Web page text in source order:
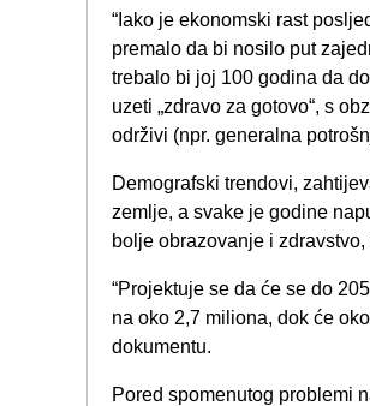
“Iako je ekonomski rast
premalo da bi nosilo put
trebalo bi joj 100 godina da
uzeti „zdravo za gotovo“, s
održivi (npr. generalna
Demografski trendovi,
zemlje, a svake je godine
bolje obrazovanje i
“Projektuje se da će se do
na oko 2,7 miliona, dok će
dokumentu.
Pored spomenutog problemi